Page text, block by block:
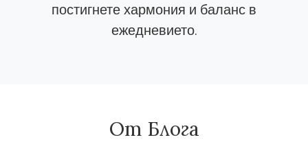
постигнете хармония и баланс в
ежедневието.
От Блога